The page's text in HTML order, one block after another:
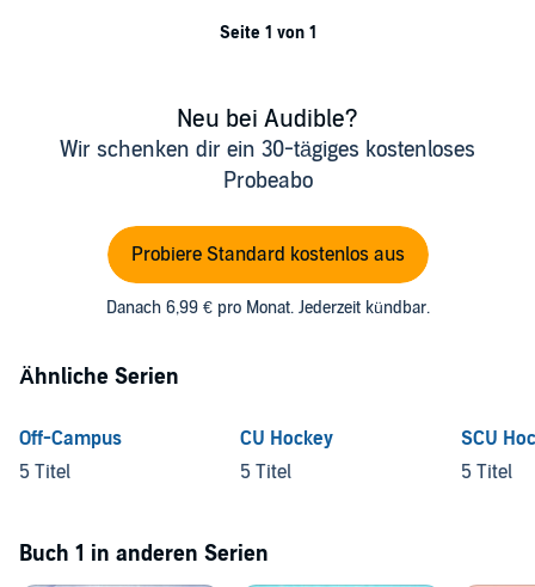
Seite 1 von 1
Neu bei Audible?
Wir schenken dir ein 30-tägiges kostenloses
Probeabo
Probiere Standard kostenlos aus
Danach 6,99 € pro Monat. Jederzeit kündbar.
Ähnliche Serien
Off-Campus
5 Titel
CU Hockey
5 Titel
SCU
5 Titel
Buch 1 in anderen Serien